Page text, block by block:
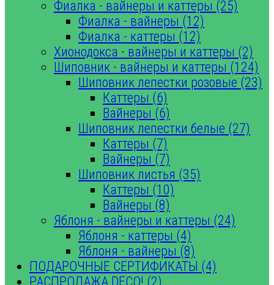
Фиалка - вайнеры и каттеры (25)
Фиалка - вайнеры (12)
Фиалка - каттеры (12)
Хионодокса - вайнеры и каттеры (2)
Шиповник - вайнеры и каттеры (124)
Шиповник лепестки розовые (23)
Каттеры (6)
Вайнеры (6)
Шиповник лепестки белые (27)
Каттеры (7)
Вайнеры (7)
Шиповник листья (35)
Каттеры (10)
Вайнеры (8)
Яблоня - вайнеры и каттеры (24)
Яблоня - каттеры (4)
Яблоня - вайнеры (8)
ПОДАРОЧНЫЕ СЕРТИФИКАТЫ (4)
РАСПРОДАЖА DECO! (2)